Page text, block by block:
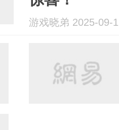
游戏晓弟 2025-09-